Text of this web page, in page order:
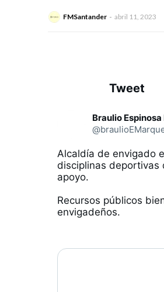
FMSantander abril 11, 2023
Tweet
Braulio
Alcaldía de envigado
disciplinas deportivas
apoyo.
Recursos públicos
envigadeños.